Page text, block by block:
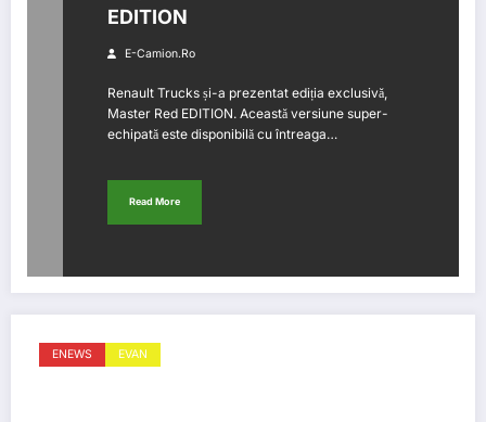
EDITION
E-Camion.ro
Renault Trucks și-a prezentat ediția exclusivă,
Master Red EDITION. Această versiune super-
echipată este disponibilă cu întreaga…
Read More
ENEWS EVAN